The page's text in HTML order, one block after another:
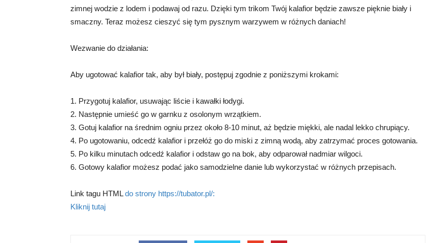
zimnej wodzie z lodem i podawaj od razu. Dzięki tym trikom Twój kalafior będzie zawsze pięknie biały i
smaczny. Teraz możesz cieszyć się tym pysznym warzywem w różnych daniach!
Wezwanie do działania:
Aby ugotować kalafior tak, aby był biały, postępuj zgodnie z poniższymi krokami:
1. Przygotuj kalafior, usuwając liście i kawałki łodygi.
2. Następnie umieść go w garnku z osolonym wrzątkiem.
3. Gotuj kalafior na średnim ogniu przez około 8-10 minut, aż będzie miękki, ale nadal lekko chrupiący.
4. Po ugotowaniu, odcedź kalafior i przełóż go do miski z zimną wodą, aby zatrzymać proces gotowania.
5. Po kilku minutach odcedź kalafior i odstaw go na bok, aby odparował nadmiar wilgoci.
6. Gotowy kalafior możesz podać jako samodzielne danie lub wykorzystać w różnych przepisach.
Link tagu HTMLdo strony https://tubator.pl/:
Kliknij tutaj